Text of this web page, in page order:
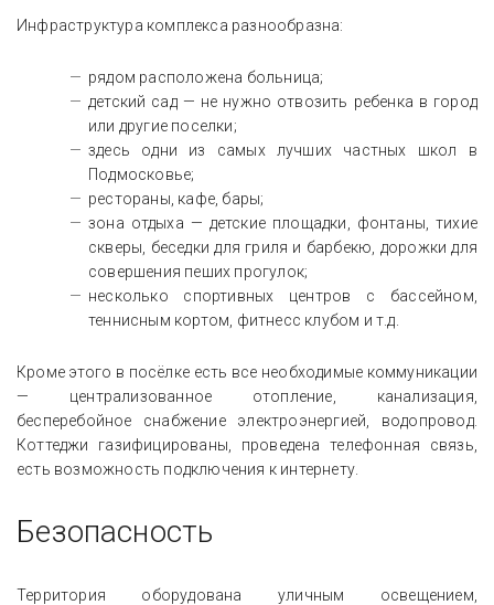
Инфраструктура комплекса разнообразна:
рядом расположена больница;
детский сад — не нужно отвозить ребенка в город
или другие поселки;
здесь одни из самых лучших частных школ в
Подмосковье;
рестораны, кафе, бары;
зона отдыха — детские площадки, фонтаны, тихие
скверы, беседки для гриля и барбекю, дорожки для
совершения пеших прогулок;
несколько спортивных центров с бассейном,
теннисным кортом, фитнесс клубом и т.д.
Кроме этого в посёлке есть все необходимые коммуникации
— централизованное отопление, канализация,
бесперебойное снабжение электроэнергией, водопровод.
Коттеджи газифицированы, проведена телефонная связь,
есть возможность подключения к интернету.
Безопасность
Территория оборудована уличным освещением,